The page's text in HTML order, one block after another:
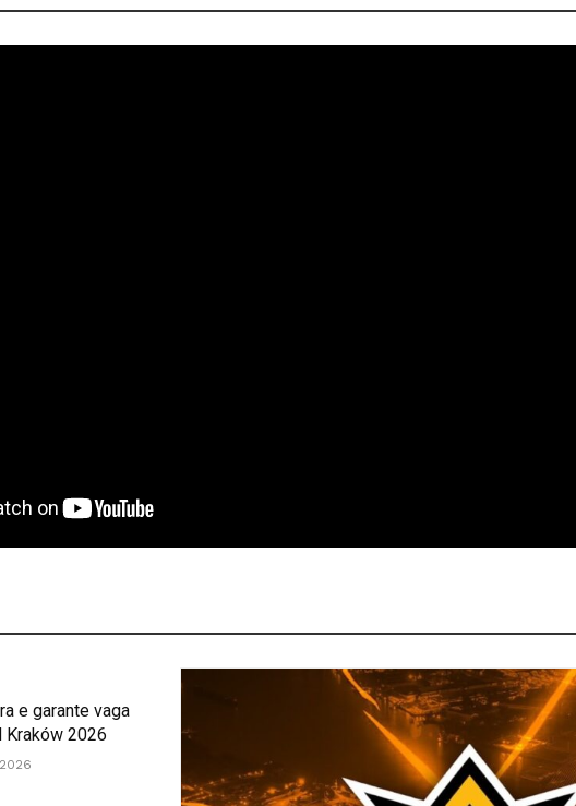
e garante vaga
Kraków 2026